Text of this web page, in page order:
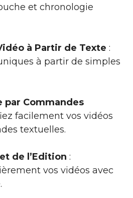
et chronologie
à Partir de Texte :
à partir de simples
Commandes
facilement vos vidéos
textuelles.
de l’Edition :
vos vidéos avec